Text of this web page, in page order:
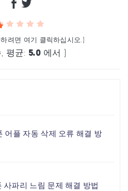
려면 여기 클릭하십시오.)
평균: 5.0 에서 )
어플 자동 삭제 오류 해결 방
사파리 느림 문제 해결 방법